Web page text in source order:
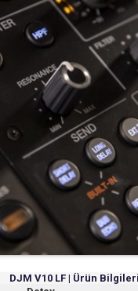
DJM V10 LF | Ürün Bilgileri